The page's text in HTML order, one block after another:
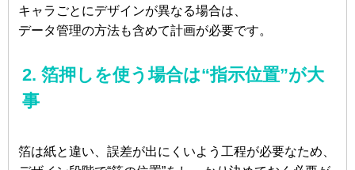
キャラごとにデザインが異なる場合は、
データ管理の方法も含めて計画が必要です。
2. 箔押しを使う場合は“指示位置”が大
事
箔は紙と違い、誤差が出にくいよう工程が必要なため、